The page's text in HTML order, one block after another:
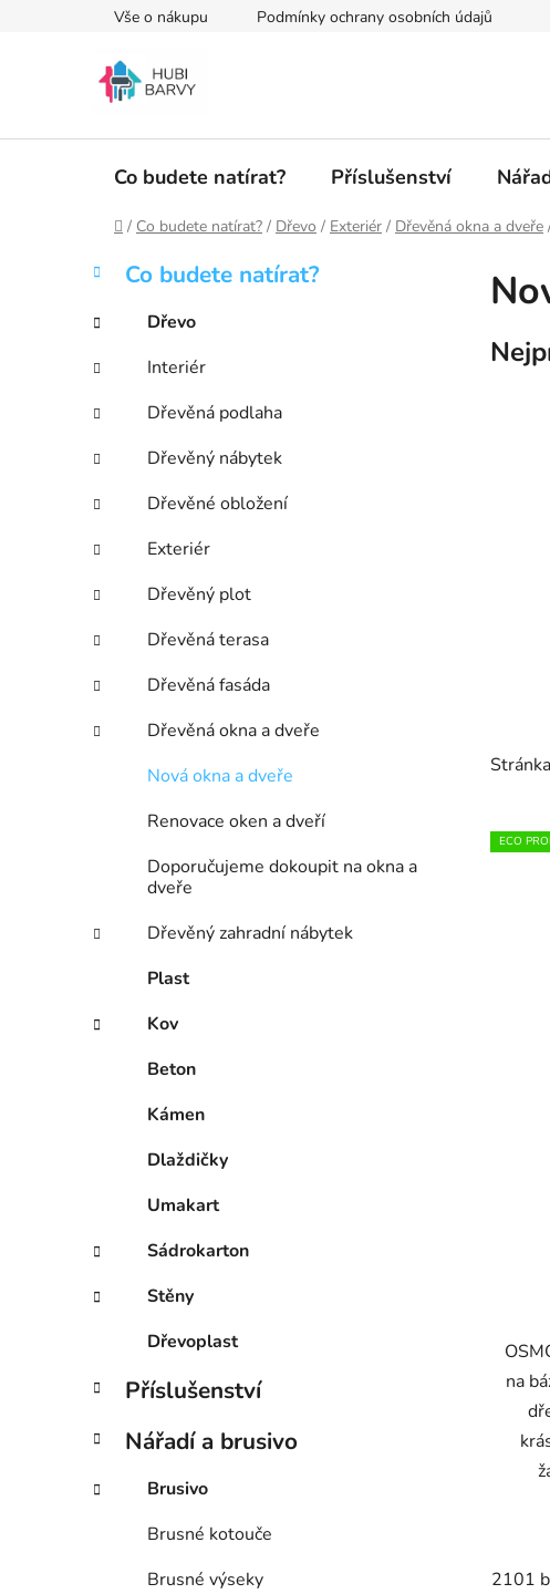
Vše o nákupu Podmínky ochrany osobních údajů
Co budete natírat? Příslušenství
Domů
/ Co budete natírat? / Dřevo / Exteriér / Dřevěná okna a dveře
P
s
r
a
n
í
p
a
e
l
Přeskočit
kategorie
K
a
e
g
o
r
e
Co budete natírat?
Dřevo
Interiér
Dřevěná podlaha
Dřevěný nábytek
Dřevěné obložení
Exteriér
Dřevěný plot
Dřevěná terasa
Dřevěná fasáda
Dřevěná okna a dveře
Nová okna a dveře
Renovace oken a dveří
Doporučujeme dokoupit na okna a
dveře
Dřevěný zahradní nábytek
Plast
Kov
Beton
Kámen
Dlaždičky
Umakart
Sádrokarton
Stěny
Dřevoplast
Příslušenství
Nářadí a brusivo
Brusivo
Brusné kotouče
Brusné výseky
Stránka
V
ý
ECO
na
2101